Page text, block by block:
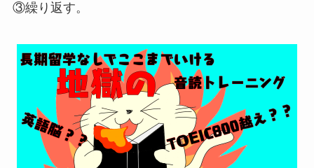
③繰り返す。